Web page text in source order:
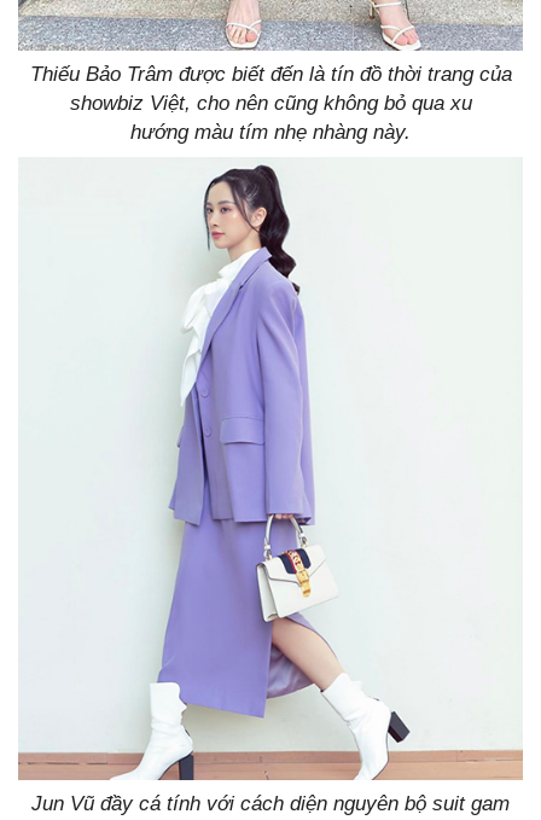
Thiếu Bảo Trâm được biết đến là tín đồ thời trang của
showbiz Việt, cho nên cũng không bỏ qua xu
hướng màu tím nhẹ nhàng này.
Jun Vũ đầy cá tính với cách diện nguyên bộ suit gam